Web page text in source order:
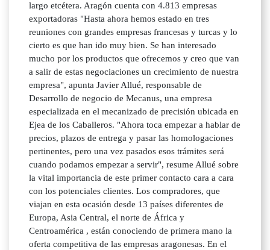
largo etcétera. Aragón cuenta con 4.813 empresas
exportadoras "Hasta ahora hemos estado en tres
reuniones con grandes empresas francesas y turcas y lo
cierto es que han ido muy bien. Se han interesado
mucho por los productos que ofrecemos y creo que van
a salir de estas negociaciones un crecimiento de nuestra
empresa", apunta Javier Allué, responsable de
Desarrollo de negocio de Mecanus, una empresa
especializada en el mecanizado de precisión ubicada en
Ejea de los Caballeros. "Ahora toca empezar a hablar de
precios, plazos de entrega y pasar las homologaciones
pertinentes, pero una vez pasados esos trámites será
cuando podamos empezar a servir", resume Allué sobre
la vital importancia de este primer contacto cara a cara
con los potenciales clientes. Los compradores, que
viajan en esta ocasión desde 13 países diferentes de
Europa, Asia Central, el norte de África y
Centroamérica , están conociendo de primera mano la
oferta competitiva de las empresas aragonesas. En el